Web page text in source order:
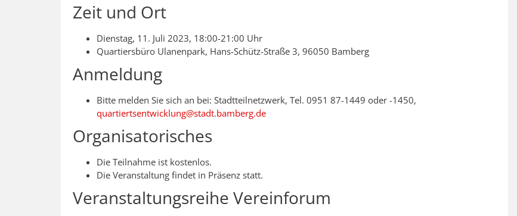
Zeit und Ort
Dienstag, 11. Juli 2023, 18:00-21:00 Uhr
Quartiersbüro Ulanenpark, Hans-Schütz-Straße 3, 96050 Bamberg
Anmeldung
Bitte melden Sie sich an bei: Stadtteilnetzwerk, Tel. 0951 87-1449 oder -1450,
quartiertsentwicklung@stadt.bamberg.de
Organisatorisches
Die Teilnahme ist kostenlos.
Die Veranstaltung findet in Präsenz statt.
Veranstaltungsreihe Vereinforum